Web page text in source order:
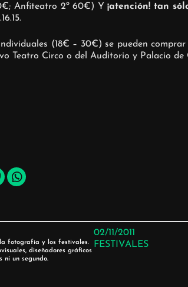
Anfiteatro 2º 60€) Y¡atención! tan
(18€ – 30€) se pueden
Teatro Circo o del Auditorio y Palacio de
la fotografía y los festivales.
diseñadores gráficos
ni un segundo.
02/11/2011
FESTIVALES